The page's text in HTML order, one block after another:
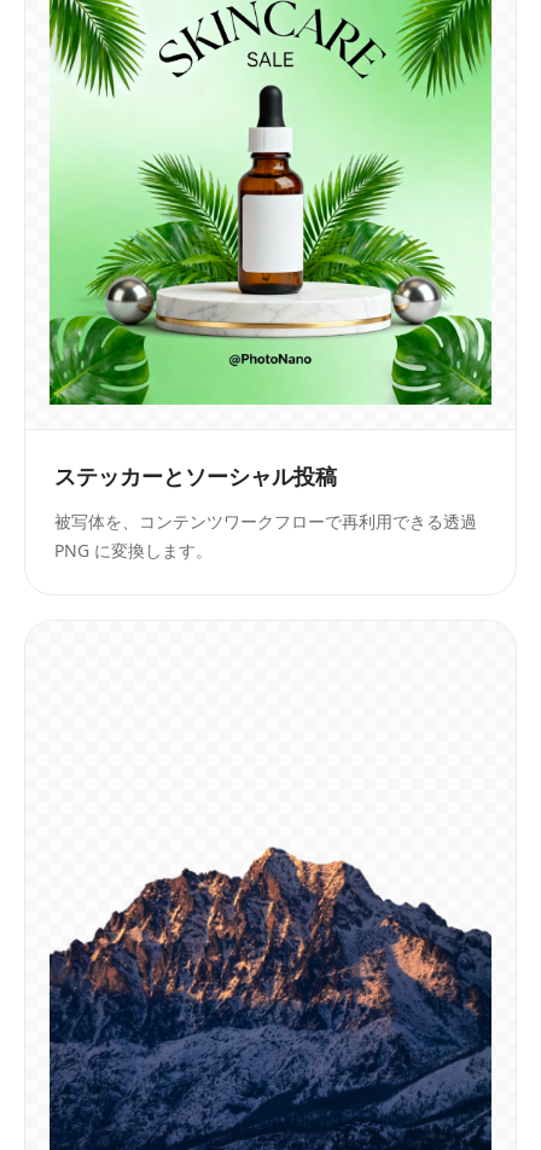
ステッカーとソーシャル投稿
被写体を、コンテンツワークフローで再利用できる透過
PNG に変換します。